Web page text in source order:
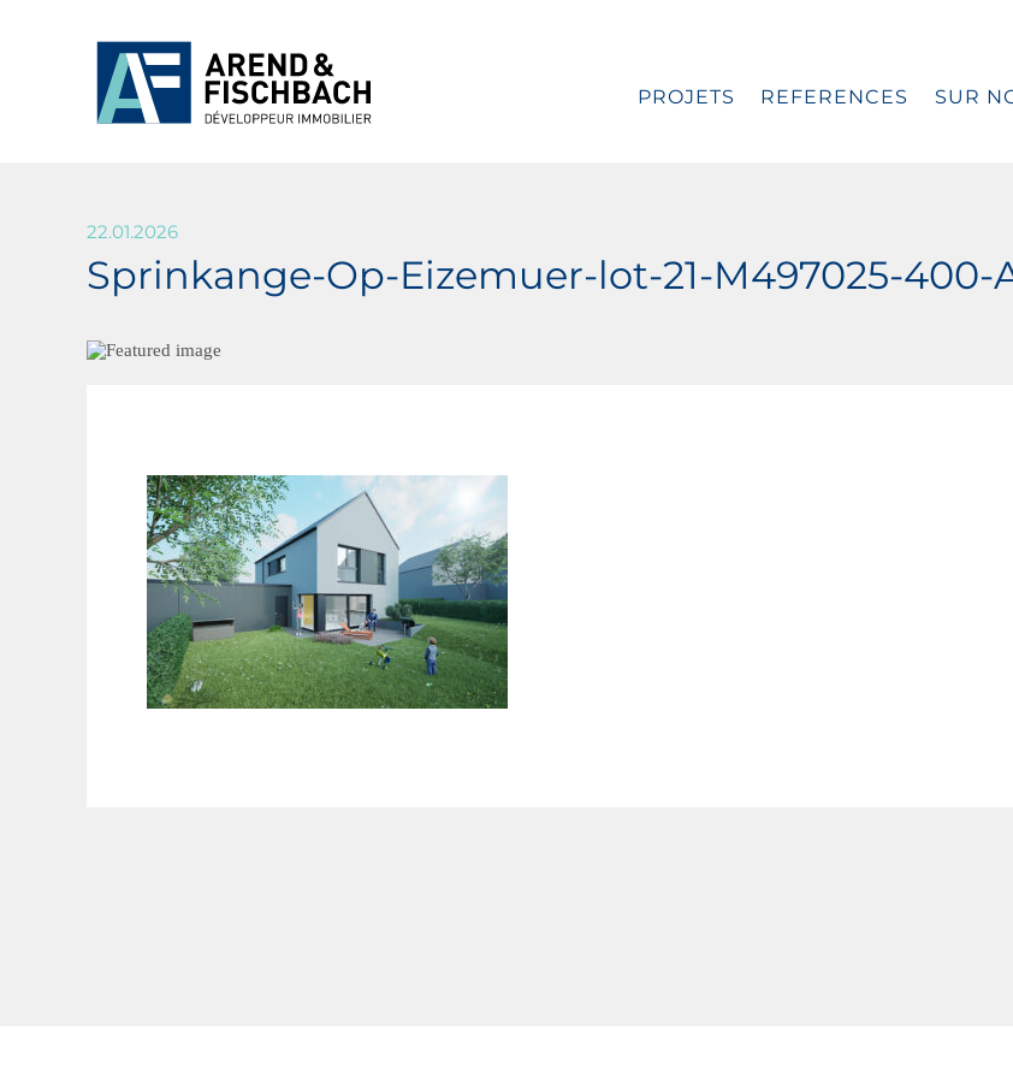
PROJETS REFERENCES SUR
22.01.2026
Sprinkange-Op-Eizemuer-lot-21-M497025-400-